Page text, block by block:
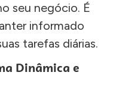
seu negócio. É
informado
tarefas diárias.
Dinâmica e